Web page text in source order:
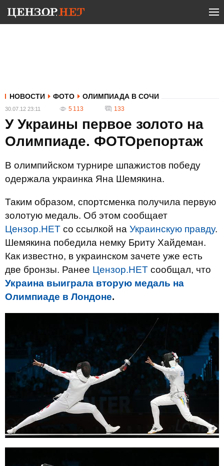
НОВОСТИ ФОТО ОЛИМПИАДА В СОЧИ
30.07.12 23:11 5 113 133
У Украины первое золото на
Олимпиаде. ФОТОрепортаж
В олимпийском турнире шпажистов победу
одержала украинка Яна Шемякина.
Таким образом, спортсменка получила первую
золотую медаль. Об этом сообщает
Цензор.НЕТ со ссылкой на Украинскую правду.
Шемякина победила немку Бриту Хайдеман.
Как известно, в украинском зачете уже есть
две бронзы. Ранее Цензор.НЕТ сообщал, что
Украина выиграла вторую медаль на
Олимпиаде в Лондоне.